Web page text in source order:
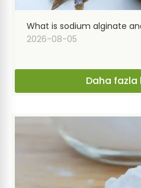
What is sodium alginate
2026-08-05
Daha fazla